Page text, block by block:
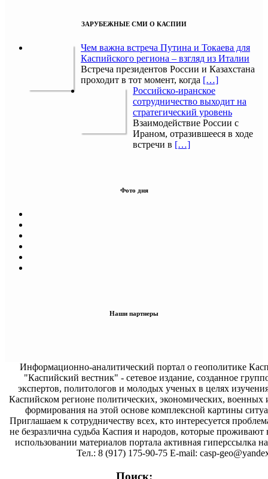
ЗАРУБЕЖНЫЕ СМИ О КАСПИИ
Чем важна встреча Путина и Токаева для
Каспийского региона – взгляд из Италии
Встреча президентов России и Казахстана
проходит в тот момент, когда […]
Российско-иранское
сотрудничество выходит на
стратегический уровень
Взаимодействие России с
Ираном, отразившееся в ходе
встречи в […]
Фото дня
Наши партнеры
Информационно-аналитический портал о геополитике
"Каспийский вестник" - сетевое издание, созданное
экспертов, политологов и молодых ученых в целях
Каспийском регионе политических, экономических, военных
формирования на этой основе комплексной картины
Приглашаем к сотрудничеству всех, кто интересуется
не безразлична судьба Каспия и народов, которые проживают
использовании материалов портала активная гиперссылка на
Тел.: 8 (917) 175-90-75 E-mail: casp-
Поиск: